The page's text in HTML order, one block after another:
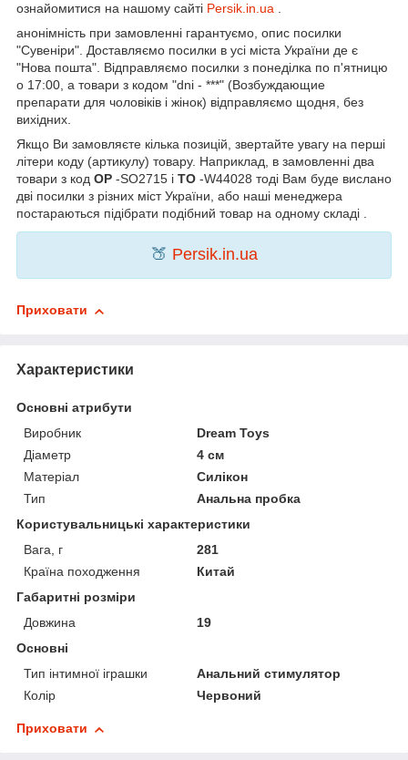
ознайомитися на нашому сайті Persik.in.ua
анонімність при замовленні гарантуємо, опис посилки
"Сувеніри". Доставляємо посилки в усі міста України де є
"Нова пошта". Відправляємо посилки з понеділка по п'ятницю
о 17:00, а товари з кодом "dni - ***" (Возбуждающие
препарати для чоловіків і жінок) відправляємо щодня, без
вихідних.
Якщо Ви замовляєте кілька позицій, звертайте увагу на перші
літери коду (артикулу) товару. Наприклад, в замовленні два
товари з код OP -SO2715 і TO -W44028 тоді Вам буде вислано
дві посилки з різних міст України, або наші менеджера
постараються підібрати подібний товар на одному складі .
🍑 Persik.in.ua
Приховати
Характеристики
Основні атрибути
Виробник
Dream Toys
Діаметр
4 см
Матеріал
Силікон
Тип
Анальна пробка
Користувальницькі характеристики
Вага, г
281
Країна походження
Китай
Габаритні розміри
Довжина
19
Основні
Тип інтимної іграшки
Анальний стимулятор
Колір
Червоний
Приховати